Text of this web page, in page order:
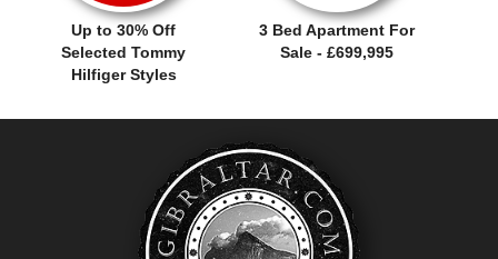
Up to 30% Off
Selected Tommy
Hilfiger Styles
3 Bed Apartment For
Sale - £699,995